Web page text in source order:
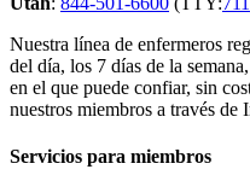
Nuestra línea de enfermeros
del día, los 7 días de la
en el que puede confiar, sin
nuestros miembros a través
Servicios para miembros